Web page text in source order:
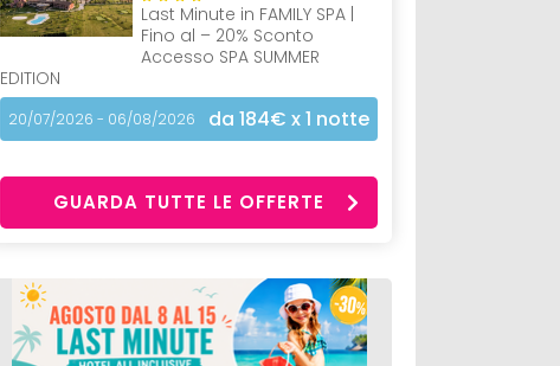
Last Minute in FAMILY SPA |
Fino al – 20% Sconto
Accesso SPA SUMMER
EDITION
20/07/2026 - 06/08/2026 da 184€ x 1 notte
GUARDA TUTTE LE OFFERTE